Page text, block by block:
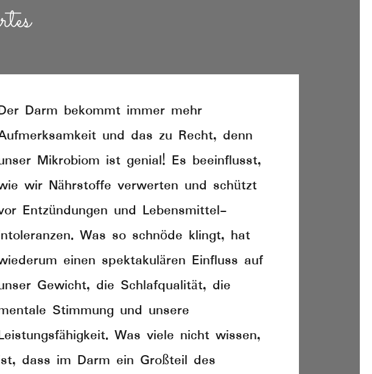
Darm bekommt immer mehr
und das zu Recht, denn
Mikrobiom ist genial! Es beeinflusst,
wir Nährstoffe verwerten und schützt
Entzündungen und Lebensmittel-
Was so schnöde klingt, hat
einen spektakulären Einfluss auf
Gewicht, die Schlafqualität, die
Stimmung und unsere
Was viele nicht wissen,
dass im Darm ein Großteil des